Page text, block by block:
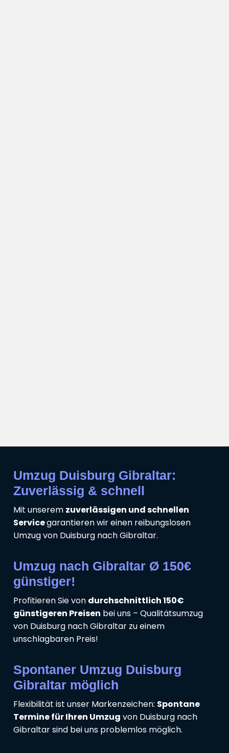
Umzug Duisburg Gibraltar:
Zuverlässig & schnell
Mit unserem zuverlässigen und schnellen
Servicegarantieren wir einen reibungslosen
Umzug von Duisburg nach Gibraltar.
Umzug nach Gibraltar Ø 150€
günstiger!
Profitieren Sie von durchschnittlich 150€
günstigeren Preisen bei uns – Qualitätsumzug
von Duisburg nach Gibraltar zu einem
unschlagbaren Preis!
Spontaner Umzug Duisburg
Gibraltar möglich
Flexibilität ist unser Markenzeichen: Spontane
Termine für Ihren Umzug von Duisburg nach
Gibraltar sind bei uns problemlos möglich.